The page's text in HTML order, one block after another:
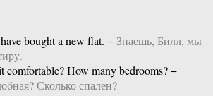
bought a new flat. − Знаешь, Билл, мы
comfortable? How many bedrooms? −
Сколько спален?